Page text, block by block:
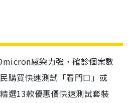
感染力強，確診個案數
購買快速測試「看門口」或
選13款優惠價快速測試套裝